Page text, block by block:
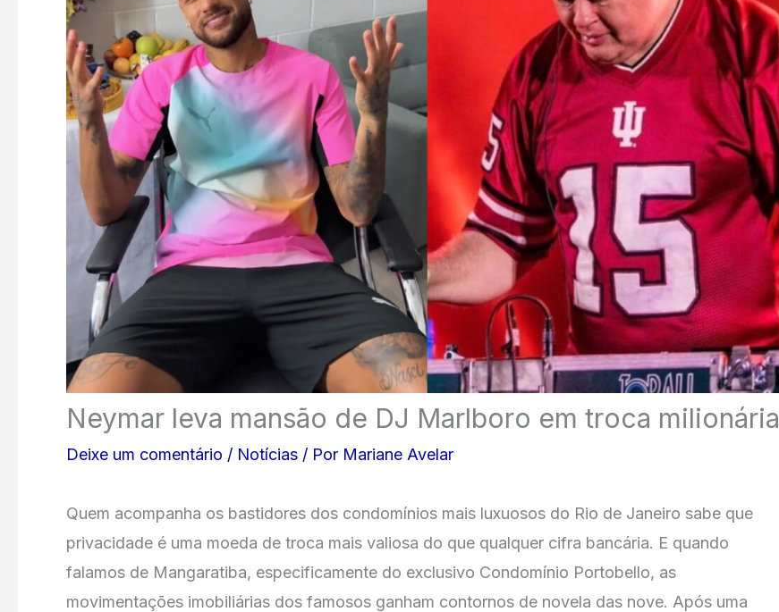
Neymar leva mansão de DJ Marlboro em troca milionária
Deixe um comentário / Notícias / Por Mariane Avelar
Quem acompanha os bastidores dos condomínios mais luxuosos do Rio de Janeiro sabe que
privacidade é uma moeda de troca mais valiosa do que qualquer cifra bancária. E quando
falamos de Mangaratiba, especificamente do exclusivo Condomínio Portobello, as
movimentações imobiliárias dos famosos ganham contornos de novela das nove. Após uma